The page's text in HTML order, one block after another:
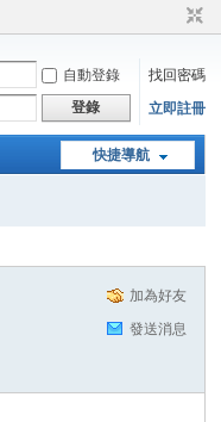
自動登錄
找回密碼
登錄 立即註冊
快捷導航
加為好友
發送消息